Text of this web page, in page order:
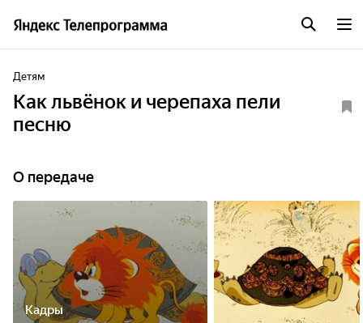
Детям
Как львёнок и черепаха пели
песню
О передаче
Кадры